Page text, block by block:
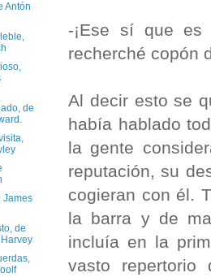
-¡Ese sí que
recherché copón
Al decir esto se
había hablado
la gente
reputación, su
cogieran con él.
la barra y de
incluía en la
vasto repertorio
Antón
de
James
de